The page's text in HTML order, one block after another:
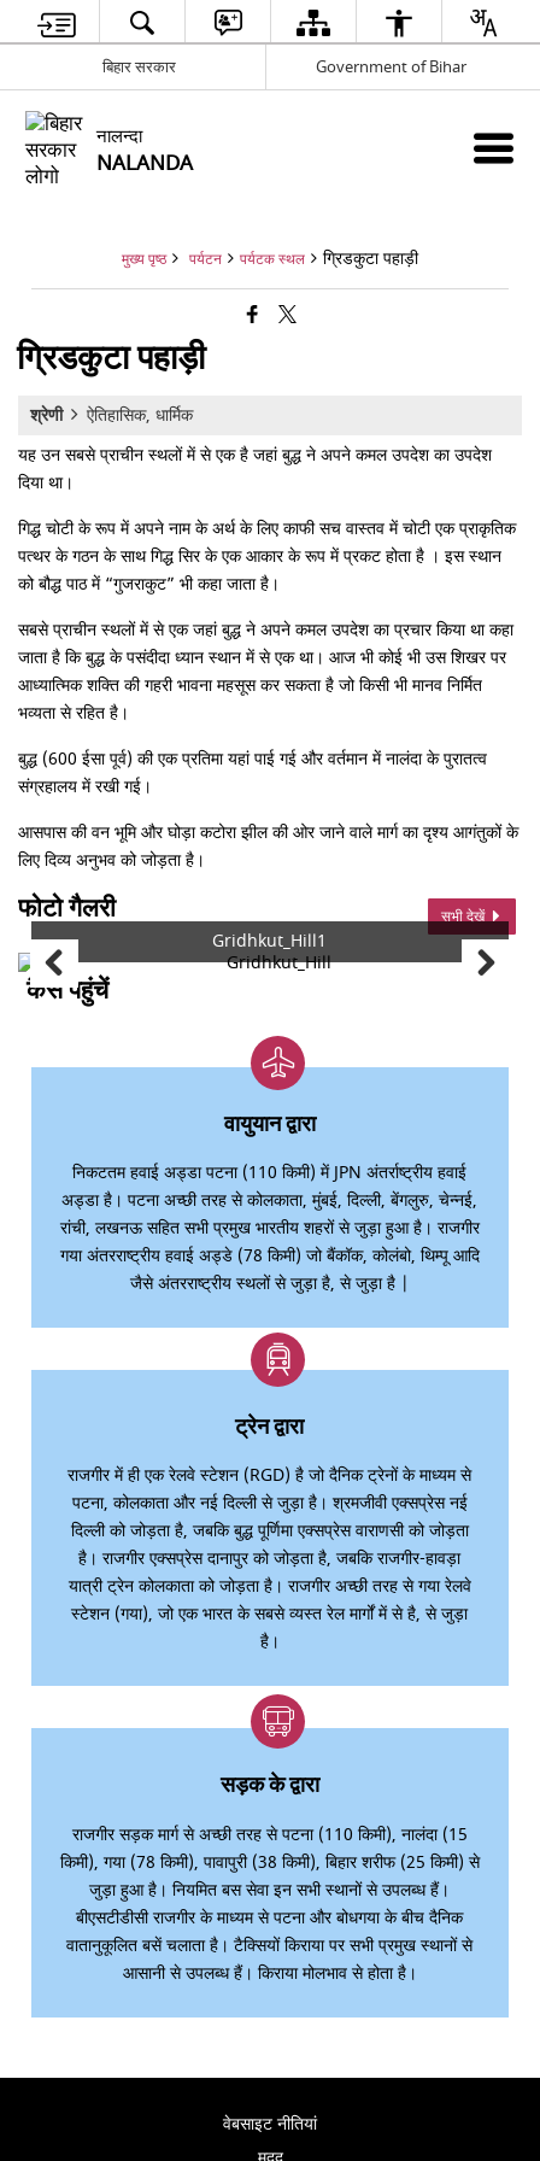
बिहार सरकार Government of Bihar
नालन्दा
NALANDA
मुख्य पृष्ठ पर्यटन पर्यटक स्थल ग्रिडकुटा पहाड़ी
ग्रिडकुटा पहाड़ी
श्रेणी
ऐतिहासिक, धार्मिक
यह उन सबसे प्राचीन स्थलों में से एक है जहां बुद्ध ने अपने कमल उपदेश का उपदेश
दिया था।
गिद्ध चोटी के रूप में अपने नाम के अर्थ के लिए काफी सच वास्तव में चोटी एक प्राकृतिक
पत्थर के गठन के साथ गिद्ध सिर के एक आकार के रूप में प्रकट होता है । इस स्थान
को बौद्ध पाठ में “गुजराकुट” भी कहा जाता है।
सबसे प्राचीन स्थलों में से एक जहां बुद्ध ने अपने कमल उपदेश का प्रचार किया था कहा
जाता है कि बुद्ध के पसंदीदा ध्यान स्थान में से एक था। आज भी कोई भी उस शिखर पर
आध्यात्मिक शक्ति की गहरी भावना महसूस कर सकता है जो किसी भी मानव निर्मित
भव्यता से रहित है।
बुद्ध (600 ईसा पूर्व) की एक प्रतिमा यहां पाई गई और वर्तमान में नालंदा के पुरातत्व
संग्रहालय में रखी गई।
आसपास की वन भूमि और घोड़ा कटोरा झील की ओर जाने वाले मार्ग का दृश्य आगंतुकों के
लिए दिव्य अनुभव को जोड़ता है।
फोटो गैलरी सभी देखें
Gridhkut_Hill1
कैसे पहुंचें
वायुयान द्वारा
निकटतम हवाई अड्डा पटना (110 किमी) में JPN अंतर्राष्ट्रीय हवाई
अड्डा है। पटना अच्छी तरह से कोलकाता, मुंबई, दिल्ली, बेंगलुरु, चेन्नई,
रांची, लखनऊ सहित सभी प्रमुख भारतीय शहरों से जुड़ा हुआ है। राजगीर
गया अंतरराष्ट्रीय हवाई अड्डे (78 किमी) जो बैंकॉक, कोलंबो, थिम्पू आदि
जैसे अंतरराष्ट्रीय स्थलों से जुड़ा है, से जुड़ा है |
ट्रेन द्वारा
राजगीर में ही एक रेलवे स्टेशन (RGD) है जो दैनिक ट्रेनों के माध्यम से
पटना, कोलकाता और नई दिल्ली से जुड़ा है। श्रमजीवी एक्सप्रेस नई
दिल्ली को जोड़ता है, जबकि बुद्ध पूर्णिमा एक्सप्रेस वाराणसी को जोड़ता
है। राजगीर एक्सप्रेस दानापुर को जोड़ता है, जबकि राजगीर-हावड़ा
यात्री ट्रेन कोलकाता को जोड़ता है। राजगीर अच्छी तरह से गया रेलवे
स्टेशन (गया), जो एक भारत के सबसे व्यस्त रेल मार्गों में से है, से जुड़ा
है।
सड़क के द्वारा
राजगीर सड़क मार्ग से अच्छी तरह से पटना (110 किमी), नालंदा (15
किमी), गया (78 किमी), पावापुरी (38 किमी), बिहार शरीफ (25 किमी) से
जुड़ा हुआ है। नियमित बस सेवा इन सभी स्थानों से उपलब्ध हैं।
बीएसटीडीसी राजगीर के माध्यम से पटना और बोधगया के बीच दैनिक
वातानुकूलित बसें चलाता है। टैक्सियों किराया पर सभी प्रमुख स्थानों से
आसानी से उपलब्ध हैं। किराया मोलभाव से होता है।
वेबसाइट नीतियां